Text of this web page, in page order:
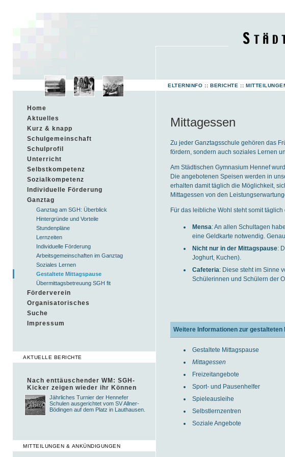
ELTERNINFO :: BERICHTE ::
Home
Aktuelles
Kurz & knapp
Schulgemeinschaft
Schulprofil
Unterricht
Selbstkompetenz
Sozialkompetenz
Individuelle Förderung
Ganztag
Ganztag am SGH: Überblick
Hintergründe und Vorteile
Stundenpläne
Lernzeiten
Individuelle Förderung
Arbeitsgemeinschaften im Ganztag
Soziales Lernen
Gestaltete Mittagspause
Übermittagsbetreuung SGH fit
Förderverein
Organisatorisches
Suche
Impressum
AKTUELLE BERICHTE
Nach enttäuschender WM: SGH-
Kicker zeigen wieder ihr Können
Jährliches Turnier der Hennefer
Schulen ausgerichtet vom SV Allner-
Bödingen auf dem Platz in Lauthausen.
MITTEILUNGEN & ANKÜNDIGUNGEN
Mittagessen
Zu jeder Ganztagsschule gehören das
fördern, sondern auch soziales Lernen
Am Städtischen Gymnasium Hennef
Die angebotenen Speisen werden in
erhalten damit täglich die Möglichkeit,
Mittagessen von den
Für das leibliche Wohl steht somit
Mensa: An allen Schultagen
eine Geldkarte notwendig.
Nicht nur in der Mittagspause:
Joghurt, Kuchen).
Cafeteria: Diese steht im Sinne
Schülerinnen und Schülern der
Weitere Informationen zur gestalteten
Gestaltete Mittagspause
Mittagessen
Freizeitangebote
Sport- und Pausenhelfer
Spieleausleihe
Selbstlernzentren
Soziale Angebote